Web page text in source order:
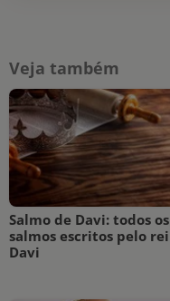
Veja também
Salmo de Davi: todos os
salmos escritos pelo rei
Davi